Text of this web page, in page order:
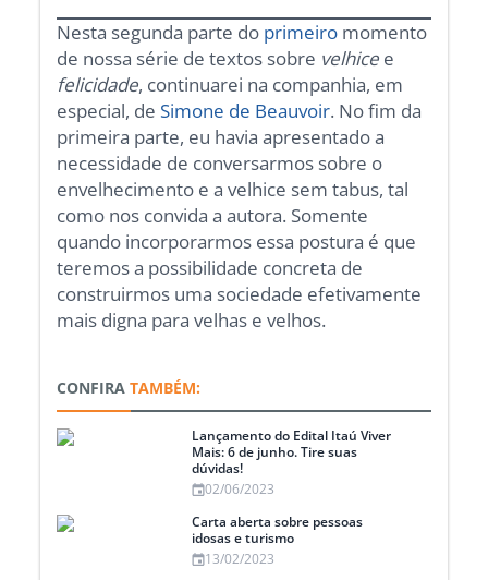
Nesta segunda parte do primeiro momento
de nossa série de textos sobre velhice e
felicidade, continuarei na companhia, em
especial, deSimone de Beauvoir. No fim da
primeira parte, eu havia apresentado a
necessidade de conversarmos sobre o
envelhecimento e a velhice sem tabus, tal
como nos convida a autora. Somente
quando incorporarmos essa postura é que
teremos a possibilidade concreta de
construirmos uma sociedade efetivamente
mais digna para velhas e velhos.
CONFIRA TAMBÉM:
Lançamento do Edital Itaú Viver
Mais: 6 de junho. Tire suas
dúvidas!
02/06/2023
Carta aberta sobre pessoas
idosas e turismo
13/02/2023